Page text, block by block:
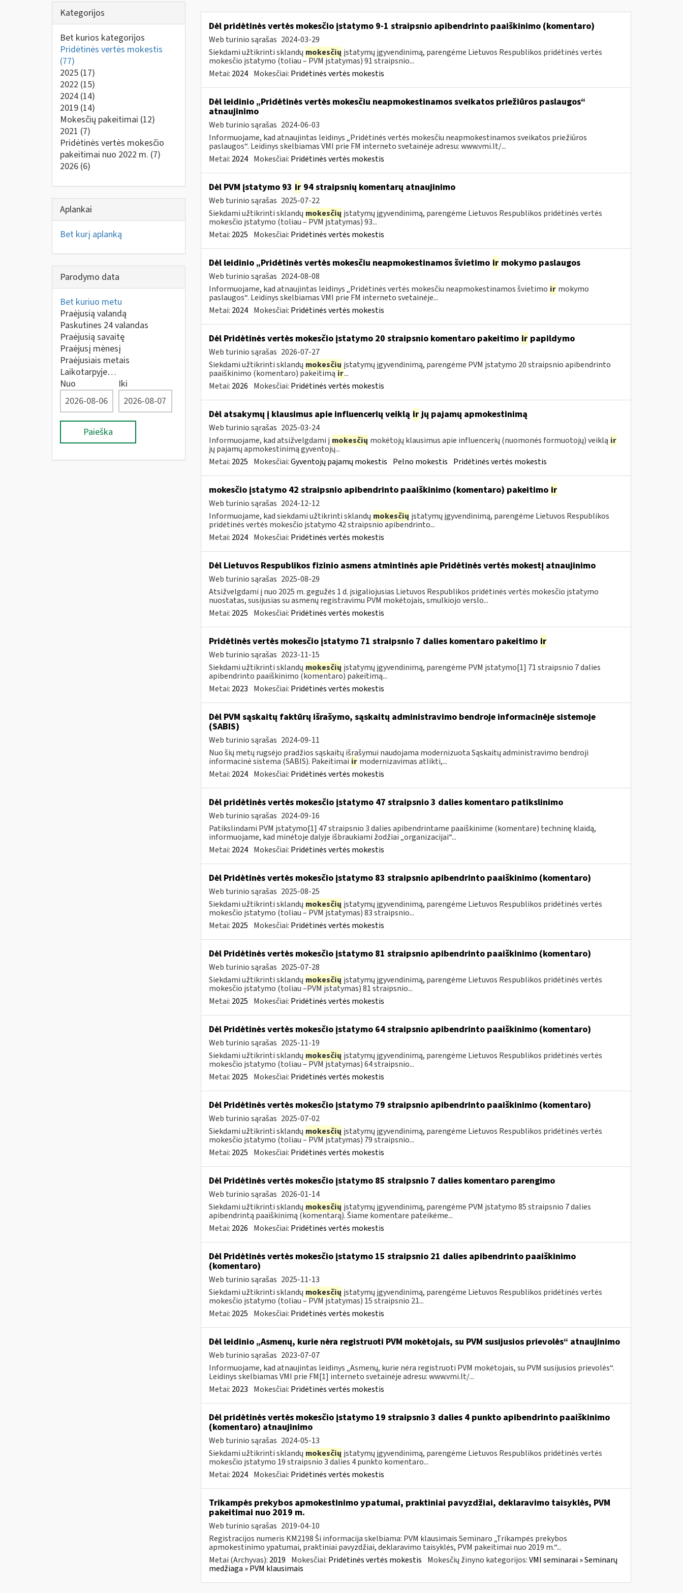
Kategorijos
Bet kurios kategorijos
Pridėtinės vertės mokestis
(77)
2025 (17)
2022 (15)
2024 (14)
2019 (14)
Mokesčių pakeitimai (12)
2021 (7)
Pridėtinės vertės mokesčio
pakeitimai nuo 2022 m. (7)
2026 (6)
Aplankai
Bet kurį aplanką
Parodymo data
Bet kuriuo metu
Praėjusią valandą
Paskutines 24 valandas
Praėjusią savaitę
Praėjusį mėnesį
Praėjusiais metais
Laikotarpyje…
Nuo
Iki
Paieška
Dėl pridėtinės vertės mokesčio įstatymo 9-1 straipsnio apibendrinto paaiškinimo (komentaro)
Web turinio sąrašas 2024-03-29
Siekdami užtikrinti sklandų mokesčių įstatymų įgyvendinimą, parengėme Lietuvos Respublikos pridėtinės vertės
mokesčio įstatymo (toliau – PVM įstatymas) 91 straipsnio...
Metai: 2024 Mokesčiai: Pridėtinės vertės mokestis
Dėl leidinio „Pridėtinės vertės mokesčiu neapmokestinamos sveikatos priežiūros paslaugos“
atnaujinimo
Web turinio sąrašas 2024-06-03
Informuojame, kad atnaujintas leidinys „Pridėtinės vertės mokesčiu neapmokestinamos sveikatos priežiūros
paslaugos“. Leidinys skelbiamas VMI prie FM interneto svetainėje adresu: www.vmi.lt/...
Metai: 2024 Mokesčiai: Pridėtinės vertės mokestis
Dėl PVM įstatymo 93 ir94 straipsnių komentarų atnaujinimo
Web turinio sąrašas 2025-07-22
Siekdami užtikrinti sklandų mokesčių įstatymų įgyvendinimą, parengėme Lietuvos Respublikos pridėtinės vertės
mokesčio įstatymo (toliau – PVM įstatymas) 93...
Metai: 2025 Mokesčiai: Pridėtinės vertės mokestis
Dėl leidinio „Pridėtinės vertės mokesčiu neapmokestinamos švietimo irmokymo paslaugos
Web turinio sąrašas 2024-08-08
Informuojame, kad atnaujintas leidinys „Pridėtinės vertės mokesčiu neapmokestinamos švietimo ir mokymo
paslaugos“. Leidinys skelbiamas VMI prie FM interneto svetainėje...
Metai: 2024 Mokesčiai: Pridėtinės vertės mokestis
Dėl Pridėtinės vertės mokesčio įstatymo 20 straipsnio komentaro pakeitimo irpapildymo
Web turinio sąrašas 2026-07-27
Siekdami užtikrinti sklandų mokesčių įstatymų įgyvendinimą, parengėme PVM įstatymo 20 straipsnio apibendrinto
paaiškinimo (komentaro) pakeitimąir...
Metai: 2026 Mokesčiai: Pridėtinės vertės mokestis
Dėl atsakymų į klausimus apie influencerių veiklą irjų pajamų apmokestinimą
Web turinio sąrašas 2025-03-24
Informuojame, kad atsižvelgdami į mokesčių mokėtojų klausimus apie influencerių (nuomonės formuotojų) veiklą ir
jų pajamų apmokestinimą gyventojų...
Metai: 2025 Mokesčiai:Gyventojų pajamų mokestis Pelno mokestis Pridėtinės vertės mokestis
mokesčio įstatymo 42 straipsnio apibendrinto paaiškinimo (komentaro) pakeitimo ir
Web turinio sąrašas 2024-12-12
Informuojame, kad siekdami užtikrinti sklandų mokesčių įstatymų įgyvendinimą, parengėme Lietuvos Respublikos
pridėtinės vertės mokesčio įstatymo 42 straipsnio apibendrinto...
Metai: 2024 Mokesčiai: Pridėtinės vertės mokestis
Dėl Lietuvos Respublikos fizinio asmens atmintinės apie Pridėtinės vertės mokestį atnaujinimo
Web turinio sąrašas 2025-08-29
Atsižvelgdami į nuo 2025 m. gegužės 1 d. įsigaliojusias Lietuvos Respublikos pridėtinės vertės mokesčio įstatymo
nuostatas, susijusias su asmenų registravimu PVM mokėtojais, smulkiojo verslo...
Metai: 2025 Mokesčiai: Pridėtinės vertės mokestis
Pridėtinės vertės mokesčio įstatymo 71 straipsnio 7 dalies komentaro pakeitimo ir
Web turinio sąrašas 2023-11-15
Siekdami užtikrinti sklandų mokesčių įstatymų įgyvendinimą, parengėme PVM įstatymo[1] 71 straipsnio 7 dalies
apibendrinto paaiškinimo (komentaro) pakeitimą...
Metai: 2023 Mokesčiai: Pridėtinės vertės mokestis
Dėl PVM sąskaitų faktūrų išrašymo, sąskaitų administravimo bendroje informacinėje sistemoje
(SABIS)
Web turinio sąrašas 2024-09-11
Nuo šių metų rugsėjo pradžios sąskaitų išrašymui naudojama modernizuota Sąskaitų administravimo bendroji
informacinė sistema (SABIS). Pakeitimai ir modernizavimas atlikti,...
Metai: 2024 Mokesčiai: Pridėtinės vertės mokestis
Dėl pridėtinės vertės mokesčio įstatymo 47 straipsnio 3 dalies komentaro patikslinimo
Web turinio sąrašas 2024-09-16
Patikslindami PVM įstatymo[1] 47 straipsnio 3 dalies apibendrintame paaiškinime (komentare) techninę klaidą,
informuojame, kad minėtoje dalyje išbraukiami žodžiai „organizacijai“...
Metai: 2024 Mokesčiai: Pridėtinės vertės mokestis
Dėl Pridėtinės vertės mokesčio įstatymo 83 straipsnio apibendrinto paaiškinimo (komentaro)
Web turinio sąrašas 2025-08-25
Siekdami užtikrinti sklandų mokesčių įstatymų įgyvendinimą, parengėme Lietuvos Respublikos pridėtinės vertės
mokesčio įstatymo (toliau – PVM įstatymas) 83 straipsnio...
Metai: 2025 Mokesčiai: Pridėtinės vertės mokestis
Dėl Pridėtinės vertės mokesčio įstatymo 81 straipsnio apibendrinto paaiškinimo (komentaro)
Web turinio sąrašas 2025-07-28
Siekdami užtikrinti sklandų mokesčių įstatymų įgyvendinimą, parengėme Lietuvos Respublikos pridėtinės vertės
mokesčio įstatymo (toliau –PVM įstatymas) 81 straipsnio...
Metai: 2025 Mokesčiai: Pridėtinės vertės mokestis
Dėl Pridėtinės vertės mokesčio įstatymo 64 straipsnio apibendrinto paaiškinimo (komentaro)
Web turinio sąrašas 2025-11-19
Siekdami užtikrinti sklandų mokesčių įstatymų įgyvendinimą, parengėme Lietuvos Respublikos pridėtinės vertės
mokesčio įstatymo (toliau – PVM įstatymas) 64 straipsnio...
Metai: 2025 Mokesčiai: Pridėtinės vertės mokestis
Dėl Pridėtinės vertės mokesčio įstatymo 79 straipsnio apibendrinto paaiškinimo (komentaro)
Web turinio sąrašas 2025-07-02
Siekdami užtikrinti sklandų mokesčių įstatymų įgyvendinimą, parengėme Lietuvos Respublikos pridėtinės vertės
mokesčio įstatymo (toliau – PVM įstatymas) 79 straipsnio...
Metai: 2025 Mokesčiai: Pridėtinės vertės mokestis
Dėl Pridėtinės vertės mokesčio įstatymo 85 straipsnio 7 dalies komentaro parengimo
Web turinio sąrašas 2026-01-14
Siekdami užtikrinti sklandų mokesčių įstatymų įgyvendinimą, parengėme PVM įstatymo 85 straipsnio 7 dalies
apibendrintą paaiškinimą (komentarą). Šiame komentare pateikėme...
Metai: 2026 Mokesčiai: Pridėtinės vertės mokestis
Dėl Pridėtinės vertės mokesčio įstatymo 15 straipsnio 21 dalies apibendrinto paaiškinimo
(komentaro)
Web turinio sąrašas 2025-11-13
Siekdami užtikrinti sklandų mokesčių įstatymų įgyvendinimą, parengėme Lietuvos Respublikos pridėtinės vertės
mokesčio įstatymo (toliau – PVM įstatymas) 15 straipsnio 21...
Metai: 2025 Mokesčiai: Pridėtinės vertės mokestis
Dėl leidinio „Asmenų, kurie nėra registruoti PVM mokėtojais, su PVM susijusios prievolės“ atnaujinimo
Web turinio sąrašas 2023-07-07
Informuojame, kad atnaujintas leidinys „Asmenų, kurie nėra registruoti PVM mokėtojais, su PVM susijusios prievolės“.
Leidinys skelbiamas VMI prie FM[1] interneto svetainėje adresu: www.vmi.lt/...
Metai: 2023 Mokesčiai: Pridėtinės vertės mokestis
Dėl pridėtinės vertės mokesčio įstatymo 19 straipsnio 3 dalies 4 punkto apibendrinto paaiškinimo
(komentaro) atnaujinimo
Web turinio sąrašas 2024-05-13
Siekdami užtikrinti sklandų mokesčių įstatymų įgyvendinimą, parengėme Lietuvos Respublikos pridėtinės vertės
mokesčio įstatymo 19 straipsnio 3 dalies 4 punkto komentaro...
Metai: 2024 Mokesčiai: Pridėtinės vertės mokestis
Trikampės prekybos apmokestinimo ypatumai, praktiniai pavyzdžiai, deklaravimo taisyklės, PVM
pakeitimai nuo 2019 m.
Web turinio sąrašas 2019-04-10
Registracijos numeris KM2198 Ši informacija skelbiama: PVM klausimais Seminaro „Trikampės prekybos
apmokestinimo ypatumai, praktiniai pavyzdžiai, deklaravimo taisyklės, PVM pakeitimai nuo 2019 m.“...
Metai (Archyvas): 2019 Mokesčiai: Pridėtinės vertės mokestis Mokesčių žinyno kategorijos:VMI seminarai » Seminarų
medžiaga » PVM klausimais